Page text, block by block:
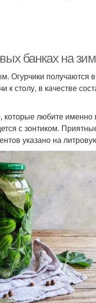
банках на
Огурчики получаются
столу, в качестве
которые любите
с зонтиком.
указано на